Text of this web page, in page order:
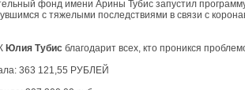
фонд имени Арины Тубис запустил
с тяжелыми последствиями в связи с
Юлия Тубис благодарит всех, кто проникся
363 121,55 РУБЛЕЙ